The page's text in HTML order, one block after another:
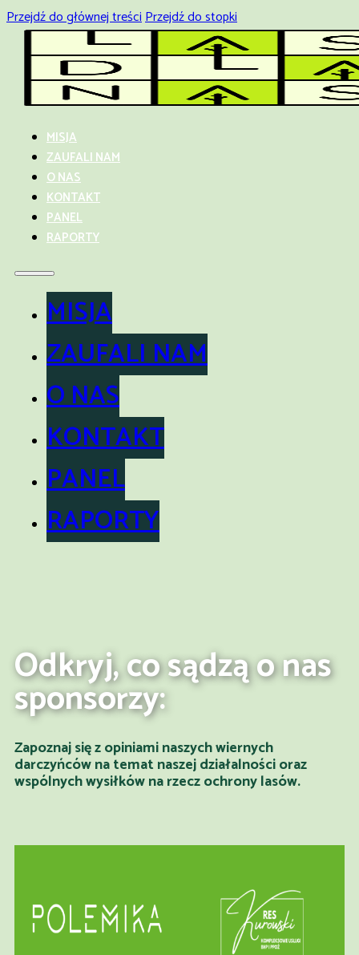
Przejdź do głównej treściPrzejdź do stopki
MISJA
ZAUFALI NAM
O NAS
KONTAKT
PANEL
RAPORTY
MISJA
ZAUFALI NAM
O NAS
KONTAKT
PANEL
RAPORTY
Odkryj, co sądzą o nas
sponsorzy:
Zapoznaj się z opiniami naszych wiernych
darczyńców na temat naszej działalności oraz
wspólnych wysiłków na rzecz ochrony lasów.